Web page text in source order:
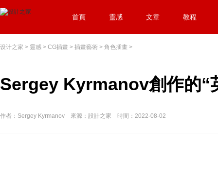
首頁 靈感 文章 教程
设计之家 > 靈感 > CG插畫 > 插畫藝術 > 角色插畫 >
Sergey Kyrmanov創作的“
作者：Sergey Kyrmanov 來源：設計之家 時間：2022-08-02